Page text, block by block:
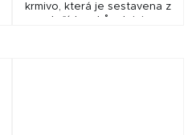
krmivo, která je sestavena z
ptačích zobů, olejnin,